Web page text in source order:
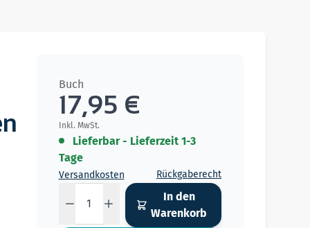
Buch
17,95 €
Inkl. MwSt.
Lieferbar - Lieferzeit 1-3
Tage
Versandkosten Rückgaberecht
In den
Warenkorb